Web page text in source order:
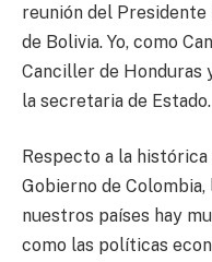
reunión del
de Bolivia. Yo, como
Canciller de Honduras
la secretaria de Estado.
Respecto a la
Gobierno de
nuestros países hay
como las políticas